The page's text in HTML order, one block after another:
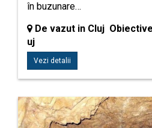
în buzunare…
De vazut in Cluj
uj
Vezi detalii